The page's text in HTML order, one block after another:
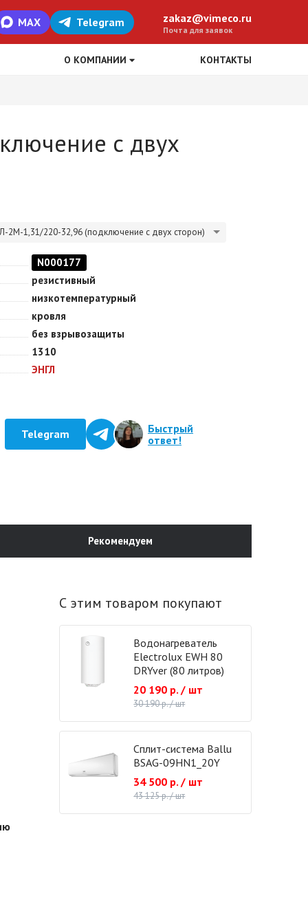
MAX Telegram zakaz@vimeco.ru
Почта для заявок
О КОМПАНИИ КОНТАКТЫ
с двух
2М-1,31/220-32,96 (подключение с двух сторон)
N000177
резистивный
низкотемпературный
кровля
без взрывозащиты
1310
ЭНГЛ
Telegram
Быстрый
ответ!
Рекомендуем
С этим товаром покупают
Водонагреватель
Electrolux EWH 80
DRYver (80 литров)
20 190 р. / шт
30 190 р. / шт
Сплит-система Ballu
BSAG-09HN1_20Y
34 500 р. / шт
43 125 р. / шт